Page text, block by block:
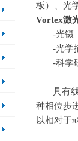
板）、光
Vortex激
-光镊
-光学
-科学
具有
种相位步
以相对于π